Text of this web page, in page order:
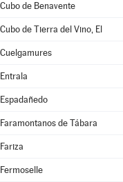
Cubo de Benavente
Cubo de Tierra del Vino, El
Cuelgamures
Entrala
Espadañedo
Faramontanos de Tábara
Fariza
Fermoselle